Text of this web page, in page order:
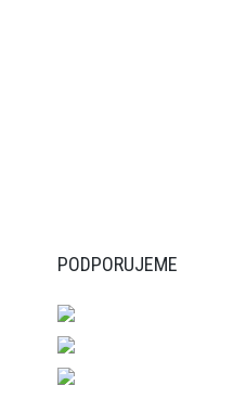
PODPORUJEME